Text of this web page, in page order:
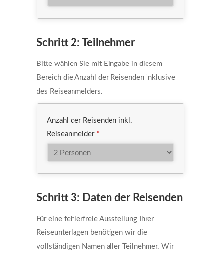
Schritt 2: Teilnehmer
Bitte wählen Sie mit Eingabe in diesem
Bereich die Anzahl der Reisenden inklusive
des Reiseanmelders.
Anzahl der Reisenden inkl.
Reiseanmelder *
Schritt 3: Daten der Reisenden
Für eine fehlerfreie Ausstellung Ihrer
Reiseunterlagen benötigen wir die
vollständigen Namen aller Teilnehmer. Wir